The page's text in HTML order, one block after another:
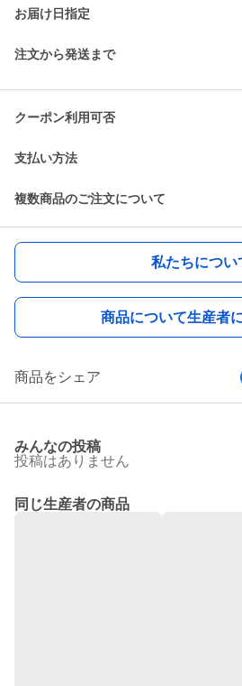
お届け日指定
注文から発送まで
クーポン利用可否
支払い方法
複数商品のご注文について
私たちについ
商品について生産者
商品をシェア
みんなの投稿
投稿はありません
同じ生産者の商品